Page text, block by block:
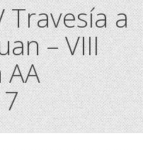
Travesía a
– VIII